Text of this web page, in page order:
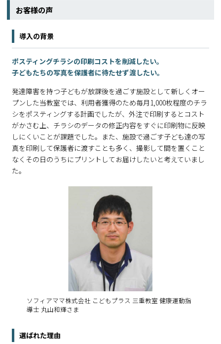
お客様の声
導入の背景
ポスティングチラシの印刷コストを削減したい。
子どもたちの写真を保護者に待たせず渡したい。
発達障害を持つ子どもが放課後を過ごす施設として新しくオー
プンした当教室では、利用者獲得のため毎月1,000枚程度のチラ
シをポスティングする計画でしたが、外注で印刷するとコスト
がかさむ上、チラシのデータの修正内容をすぐに印刷物に反映
しにくいことが課題でした。また、施設で過ごす子ども達の写
真を印刷して保護者に渡すことも多く、撮影して間を置くこと
なくその日のうちにプリントしてお届けしたいと考えていまし
た。
ソフィアママ株式会社 こどもプラス 三重教室 健康運動指
導士 丸山和輝さま
選ばれた理由